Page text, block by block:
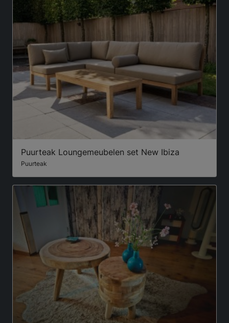
Puurteak Loungemeubelen set New Ibiza
Puurteak